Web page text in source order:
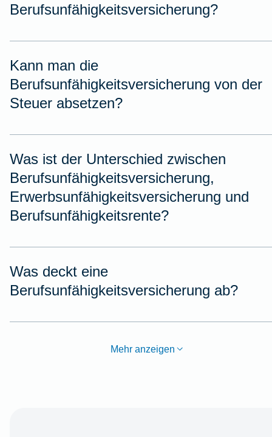
Berufsunfähigkeitsversicherung?
Kann man die
Berufsunfähigkeitsversicherung von der
Steuer absetzen?
Was ist der Unterschied zwischen
Berufsunfähigkeitsversicherung,
Erwerbsunfähigkeitsversicherung und
Berufsunfähigkeitsrente?
Was deckt eine
Berufsunfähigkeitsversicherung ab?
Mehr anzeigen